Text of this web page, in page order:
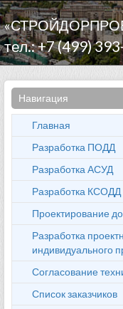
тел.: +7 (499)
Навигация
Главная
Разработка ПОДД
Разработка АСУД
Разработка КСОДД
Проектирование
Разработка
индивидуального
Согласование
Список заказчиков